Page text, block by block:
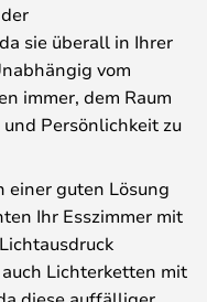
sie überall in Ihrer
vom
immer, dem Raum
Persönlichkeit zu
einer guten Lösung
Ihr Esszimmer mit
Lichterketten mit